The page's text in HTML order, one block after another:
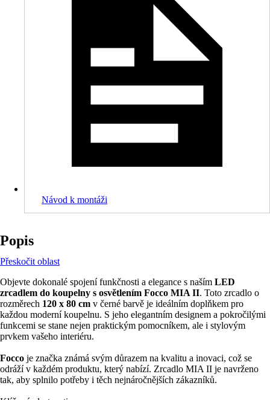
Návod k montáži
Popis
Přeskočit oblast
Objevte dokonalé spojení funkčnosti a elegance s naším LED
zrcadlem do koupelny s osvětlením Focco MIA II. Toto zrcadlo o
rozměrech 120 x 80 cm v černé barvě je ideálním doplňkem pro
každou moderní koupelnu. S jeho elegantním designem a pokročilými
funkcemi se stane nejen praktickým pomocníkem, ale i stylovým
prvkem vašeho interiéru.
Focco je značka známá svým důrazem na kvalitu a inovaci, což se
odráží v každém produktu, který nabízí. Zrcadlo MIA II je navrženo
tak, aby splnilo potřeby i těch nejnáročnějších zákazníků.